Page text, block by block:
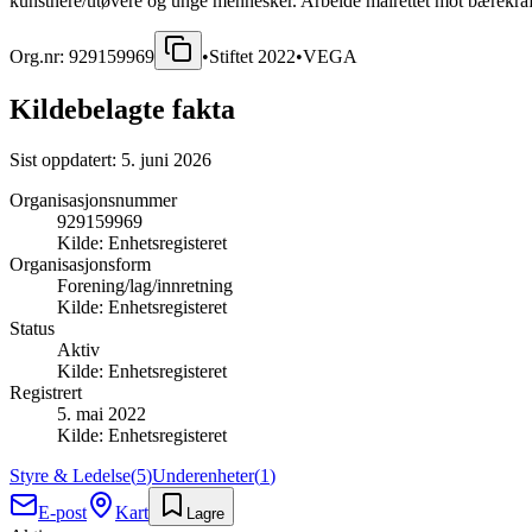
Org.nr: 929159969 •Stiftet 2022•VEGA
Kildebelagte fakta
Sist oppdatert: 5. juni 2026
Organisasjonsnummer
929159969
Kilde: Enhetsregisteret
Organisasjonsform
Forening/lag/innretning
Kilde: Enhetsregisteret
Status
Aktiv
Kilde: Enhetsregisteret
Registrert
5. mai 2022
Kilde: Enhetsregisteret
Styre & Ledelse(5)Underenheter(1)
E-post
Kart Lagre